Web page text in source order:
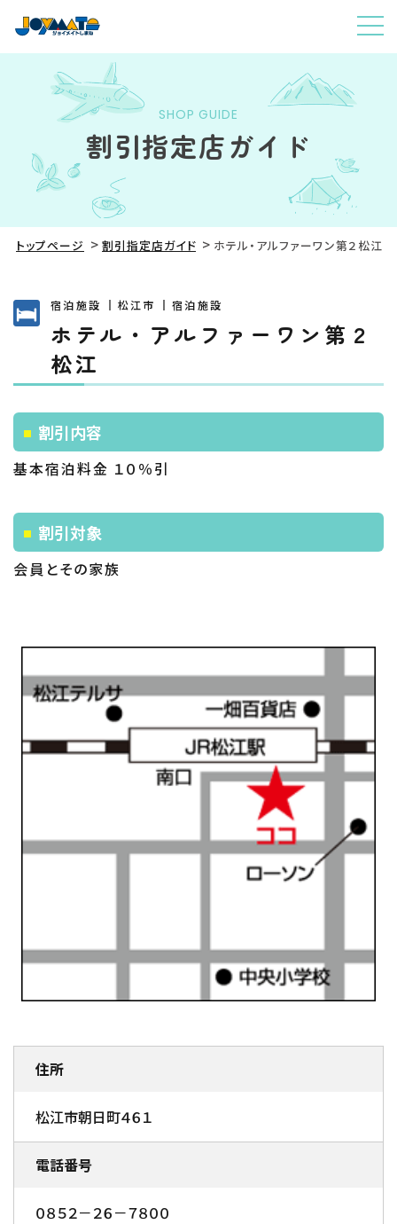
SHOP GUIDE
割引指定店ガイド
トップページ 割引指定店ガイド ホテル・アルファーワン第２松江
宿泊施設 松江市 宿泊施設
ホテル・アルファーワン第２
松江
割引内容
基本宿泊料金 １０％引
割引対象
会員とその家族
住所
松江市朝日町４６１
電話番号
０８５２－２６－７８００